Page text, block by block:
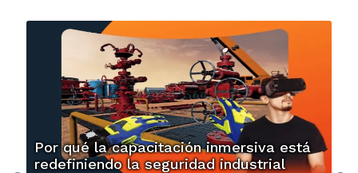
Por qué la capacitación inmersiva está
redefiniendo la seguridad industrial